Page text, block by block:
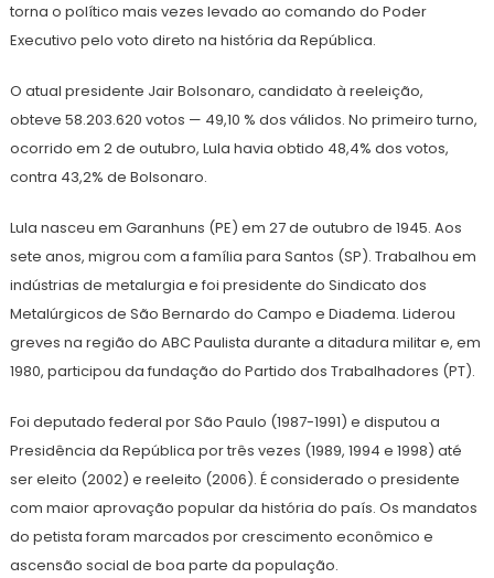
torna o político mais vezes levado ao comando do Poder
Executivo pelo voto direto na história da República.
O atual presidente Jair Bolsonaro, candidato à reeleição,
obteve 58.203.620 votos — 49,10 % dos válidos. No primeiro turno,
ocorrido em 2 de outubro, Lula havia obtido 48,4% dos votos,
contra 43,2% de Bolsonaro.
Lula nasceu em Garanhuns (PE) em 27 de outubro de 1945. Aos
sete anos, migrou com a família para Santos (SP). Trabalhou em
indústrias de metalurgia e foi presidente do Sindicato dos
Metalúrgicos de São Bernardo do Campo e Diadema. Liderou
greves na região do ABC Paulista durante a ditadura militar e, em
1980, participou da fundação do Partido dos Trabalhadores (PT).
Foi deputado federal por São Paulo (1987-1991) e disputou a
Presidência da República por três vezes (1989, 1994 e 1998) até
ser eleito (2002) e reeleito (2006). É considerado o presidente
com maior aprovação popular da história do país. Os mandatos
do petista foram marcados por crescimento econômico e
ascensão social de boa parte da população.